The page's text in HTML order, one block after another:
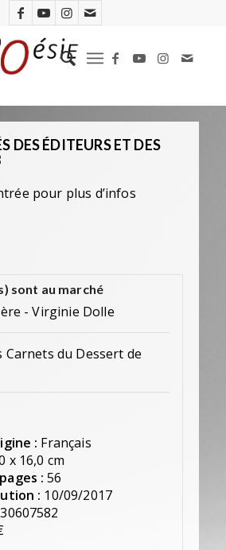
DES ÉDITEURS ET DES
pour plus d’infos
sont au marché
- Virginie Dolle
Carnets du Dessert de
: Français
x 16,0 cm
: 56
: 10/09/2017